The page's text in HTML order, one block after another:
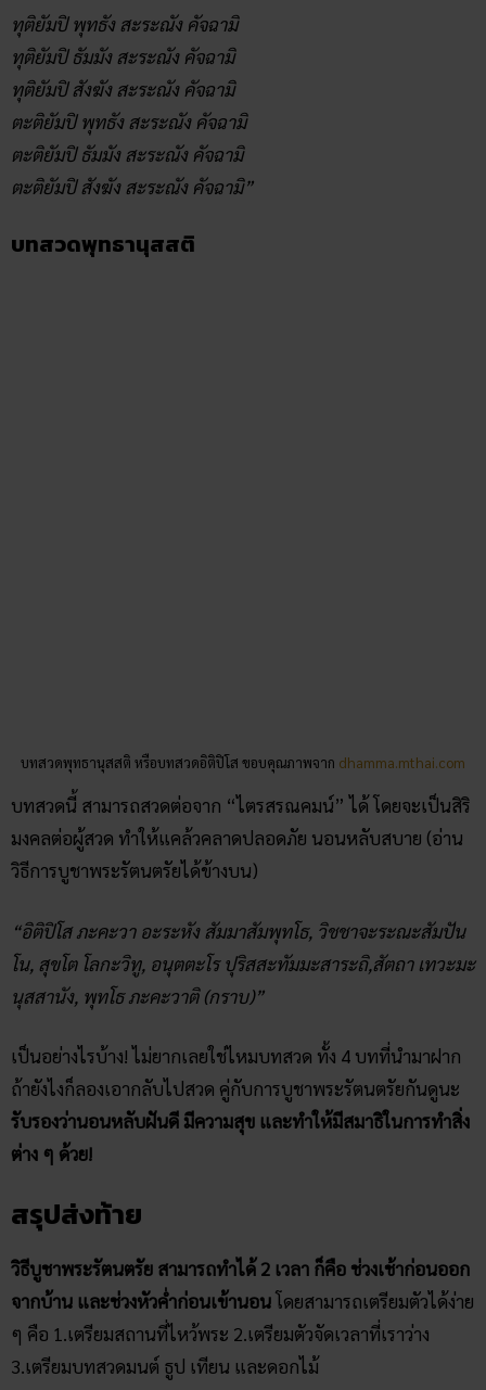
ทุติยัมปิ ธัมมัง สะระณัง คัจฉามิ
ทุติยัมปิ สังฆัง สะระณัง คัจฉามิ
ตะติยัมปิ พุทธัง สะระณัง คัจฉามิ
ตะติยัมปิ ธัมมัง สะระณัง คัจฉามิ
ตะติยัมปิ สังฆัง สะระณัง คัจฉามิ”
มงคลต่อผู้สวด ทำให้แคล้วคลาดปลอดภัย นอนหลับสบาย (อ่าน
วิธีการบูชาพระรัตนตรัยได้ข้างบน)
โน, สุขโต โลกะวิทู, อนุตตะโร ปุริสสะทัมมะสาระถิ,สัตถา เทวะมะ
นุสสานัง, พุทโธ ภะคะวาติ (กราบ)”
ถ้ายังไงก็ลองเอากลับไปสวด คู่กับการบูชาพระรัตนตรัยกันดูนะ
รับรองว่านอนหลับฝันดี มีความสุข และทำให้มีสมาธิในการทำสิ่ง
ต่าง ๆ ด้วย!
สรุปส่งท้าย
จากบ้าน และช่วงหัวค่ำก่อนเข้านอน โดยสามารถเตรียมตัวได้ง่าย
ๆ คือ 1.เตรียมสถานที่ไหว้พระ 2.เตรียมตัวจัดเวลาที่เราว่าง
3.เตรียมบทสวดมนต์ ธูป เทียน และดอกไม้